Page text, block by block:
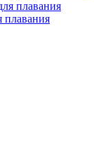
плавания